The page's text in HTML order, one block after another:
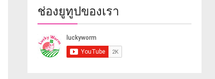
ช่องยูทูปของเรา